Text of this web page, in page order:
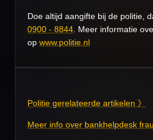
Doe altijd aangifte bij de politie,
0900 - 8844 . Meer informatie
op www.politie.nl
Politie gerelateerde artikelen 》
Meer info over bankhelpdesk